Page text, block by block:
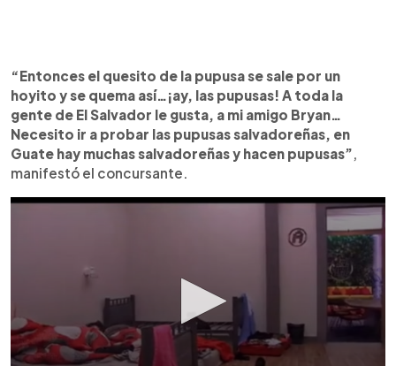
“Entonces el quesito de la pupusa se sale por un
hoyito y se quema así…¡ay, las pupusas! A toda la
gente de El Salvador le gusta, a mi amigo Bryan…
Necesito ir a probar las pupusas salvadoreñas, en
Guate hay muchas salvadoreñas y hacen pupusas”,
manifestó el concursante.